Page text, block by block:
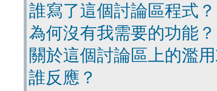
誰寫了這個討論區程式？
為何沒有我需要的功能？
關於這個討論區上的濫
誰反應？